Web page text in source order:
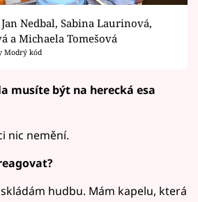
Nedbal, Sabina Laurinová,
a Michaela Tomešová
Modrý kód
musíte být na herecká esa
nic nemění.
hudbu. Mám kapelu, která